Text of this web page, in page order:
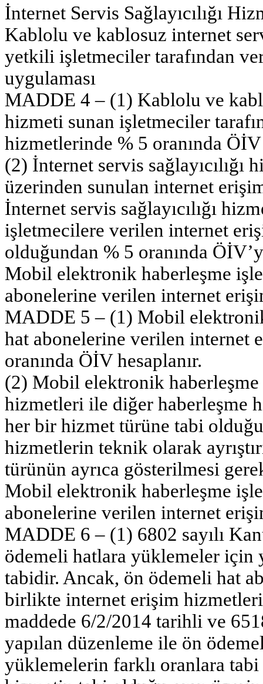
İnternet Servis Sağlayıcılığı
Kablolu ve kablosuz internet
yetkili işletmeciler tarafından
uygulaması
MADDE 4 – (1) Kablolu ve
hizmeti sunan işletmeciler
hizmetlerinde % 5 oranında
(2) İnternet servis sağlayıcılığı
üzerinden sunulan internet
İnternet servis sağlayıcılığı
işletmecilere verilen internet
olduğundan % 5 oranında
Mobil elektronik haberleşme
abonelerine verilen internet
MADDE 5 – (1) Mobil
hat abonelerine verilen internet
oranında ÖİV hesaplanır.
(2) Mobil elektronik
hizmetleri ile diğer haberleşme
her bir hizmet türüne tabi
hizmetlerin teknik olarak
türünün ayrıca gösterilmesi
Mobil elektronik haberleşme
abonelerine verilen internet
MADDE 6 – (1) 6802 sayılı
ödemeli hatlara yüklemeler için
tabidir. Ancak, ön ödemeli hat
birlikte internet erişim
maddede 6/2/2014 tarihli ve
yapılan düzenleme ile ön
yüklemelerin farklı oranlara